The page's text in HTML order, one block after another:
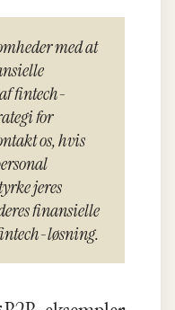
med at
fintech-
for
os, hvis
jeres
finansielle
løsning.